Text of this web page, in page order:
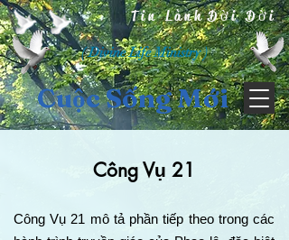
Tin Lành Đời Đời
( Divine Life Ministry )
Cuộc Sống Mới
Công Vụ 21
Công Vụ 21 mô tả phần tiếp theo trong các